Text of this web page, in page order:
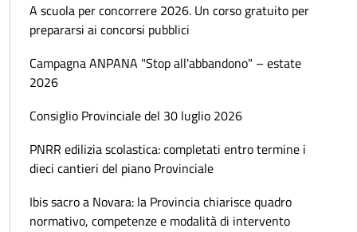
A scuola per concorrere 2026. Un corso gratuito per
prepararsi ai concorsi pubblici
Campagna ANPANA "Stop all'abbandono" – estate
2026
Consiglio Provinciale del 30 luglio 2026
PNRR edilizia scolastica: completati entro termine i
dieci cantieri del piano Provinciale
Ibis sacro a Novara: la Provincia chiarisce quadro
normativo, competenze e modalità di intervento